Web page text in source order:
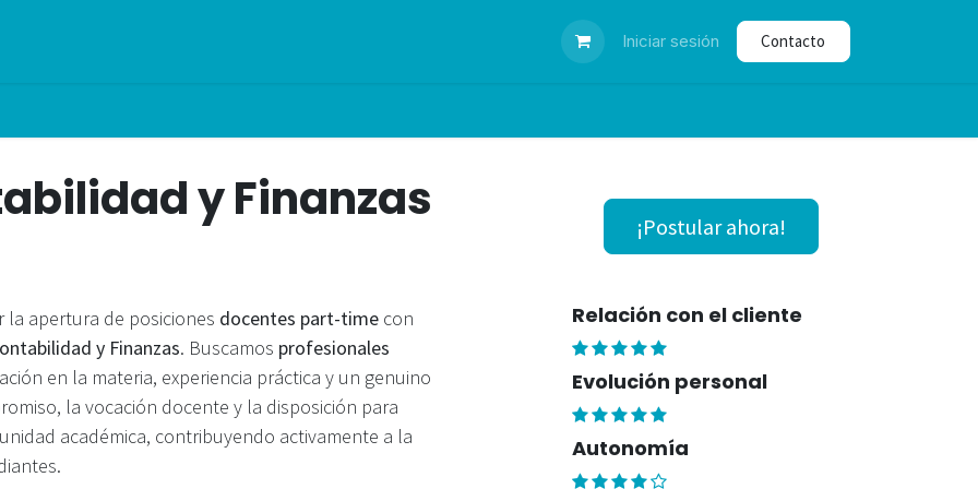
Validar certificado Iniciar sesión Contacto
y Finanzas ¡Postular ahora!
la apertura de posiciones docentes part-time con
y Finanzas. Buscamos profesionales
en la materia, experiencia práctica y un genuino
la vocación docente y la disposición para
académica, contribuyendo activamente a la
Relación con el cliente
Evolución personal
Autonomía